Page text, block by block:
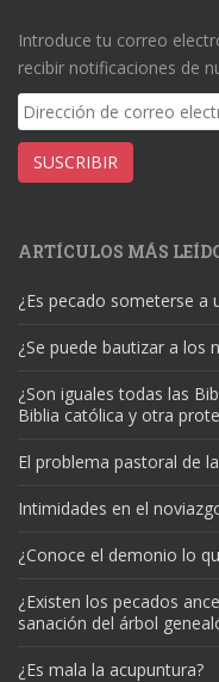
Introduce tu correo
recibir notificaciones de
Dirección
de
correo
electrónico
SUSCRIBIR
ARTÍCULOS MÁS
¿Es pecado someterse a
¿Se puede bautizar a los
¿Son iguales todas las
Biblia católica y otra
El problema pastoral de
Intimidades en el
¿Conoce el demonio lo
¿Existen los pecados
sanación del árbol
¿Es mala la acupuntura?